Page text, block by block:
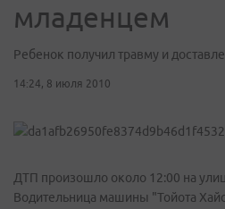
младенцем
Ребенок получил травму и
14:24, 8 июля 2010
ДТП произошло около 12:00 на
Водительница машины "Тойота